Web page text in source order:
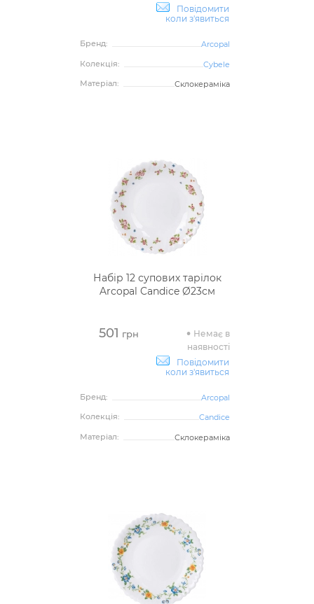
Повідомити
коли з'явиться
Бренд:
Arcopal
Колекція:
Cybele
Матеріал:
Склокераміка
Набір 12 супових тарілок
Arcopal Candice Ø23см
501 грн
Немає в
наявності
Повідомити
коли з'явиться
Бренд:
Arcopal
Колекція:
Candice
Матеріал:
Склокераміка